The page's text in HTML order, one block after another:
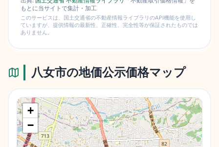
もとに当サイトで集計・加工
このサービスは、国土交通省の不動産情報ライブラリのAPI機能を使用し
ていますが、提供情報の最新性、正確性、完全性等が保証されたものでは
ありません。
八女市の地価公示価格マップ
+
−